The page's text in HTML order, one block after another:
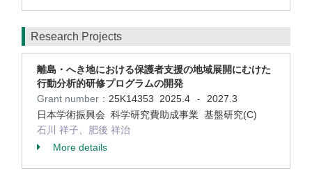
Research Projects
離島・へき地における保護者支援の地域展開にむけた
行動分析的研修プログラムの開発
Grant number： 25K14353 2025.4 -
2027.3
日本学術振興会 科学研究費助成事業 基盤研究(C)
石川 祥子、肥後 祥治
More details